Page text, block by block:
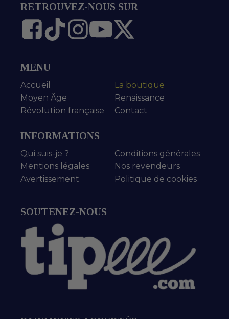
RETROUVEZ-NOUS SUR
MENU
Accueil
La boutique
Moyen Âge
Renaissance
Révolution française
Contact
INFORMATIONS
Qui suis-je ?
Conditions générales
Mentions légales
Nos revendeurs
Avertissement
Politique de cookies
SOUTENEZ-NOUS